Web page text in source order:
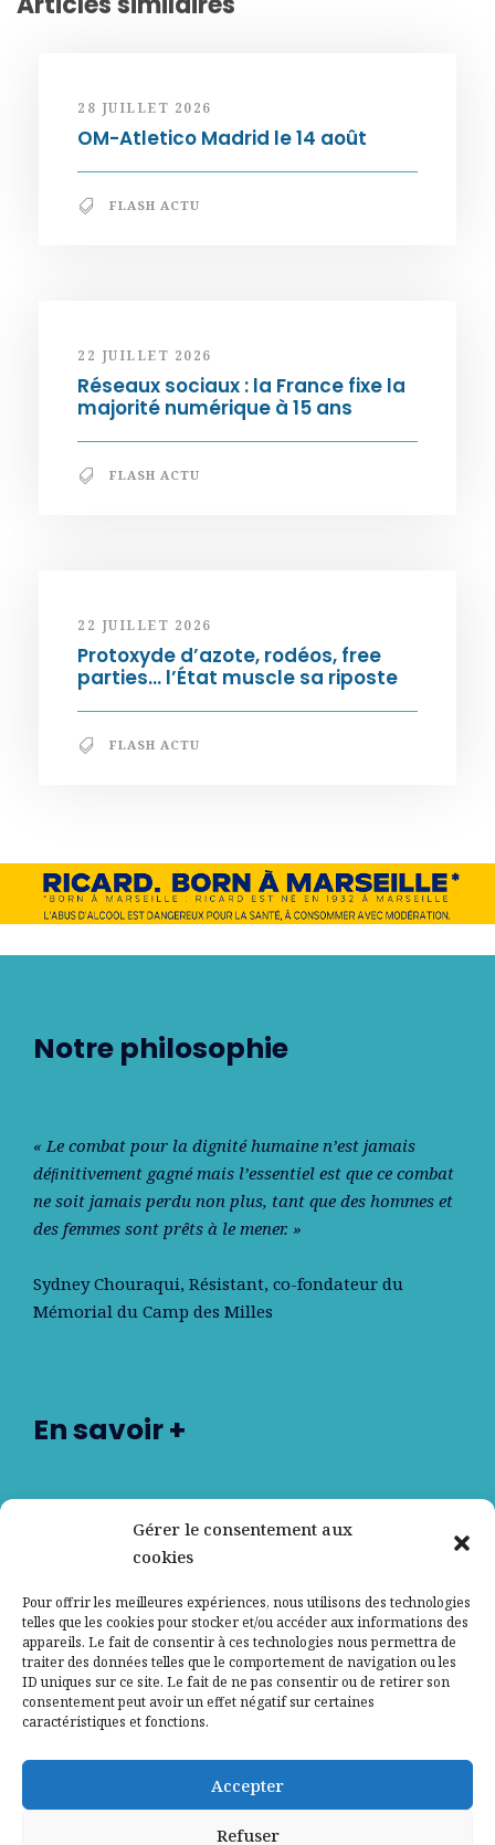
Gérer le consentement aux
cookies
Pour offrir les meilleures expériences, nous utilisons des technologies
telles que les cookies pour stocker et/ou accéder aux informations des
appareils. Le fait de consentir à ces technologies nous permettra de
traiter des données telles que le comportement de navigation ou les
ID uniques sur ce site. Le fait de ne pas consentir ou de retirer son
consentement peut avoir un effet négatif sur certaines
caractéristiques et fonctions.
Accepter
Refuser
28 JUILLET 2026
OM-Atletico Madrid le 14 août
FLASH ACTU
22 JUILLET 2026
Réseaux sociaux : la France fixe la
majorité numérique à 15 ans
FLASH ACTU
22 JUILLET 2026
Protoxyde d’azote, rodéos, free
parties… l’État muscle sa riposte
FLASH ACTU
Notre philosophie
« Le combat pour la dignité humaine n’est jamais
déﬁnitivement gagné mais l’essentiel est que ce combat
ne soit jamais perdu non plus, tant que des hommes et
des femmes sont prêts à le mener. »
Sydney Chouraqui, Résistant, co-fondateur du
Mémorial du Camp des Milles
En savoir +
Nos partenaires
Contactez-nous
Mentions légales